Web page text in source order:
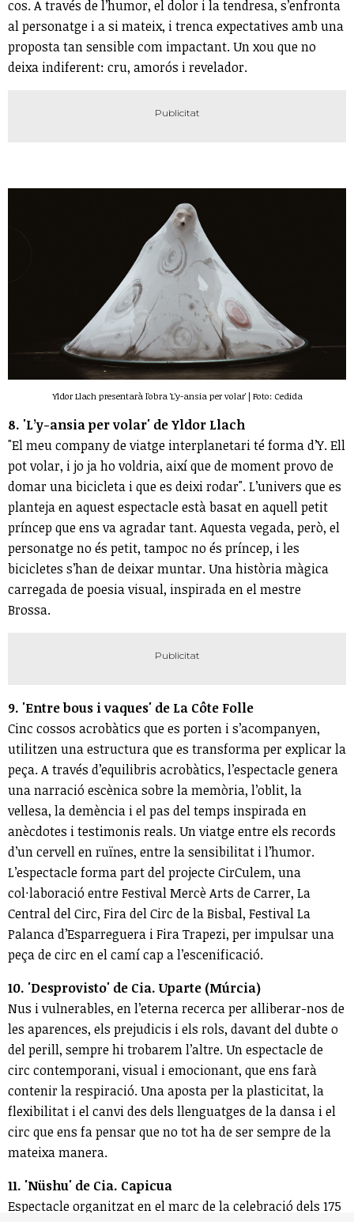
cos. A través de l’humor, el dolor i la tendresa, s’enfronta
al personatge i a si mateix, i trenca expectatives amb una
proposta tan sensible com impactant. Un xou que no
deixa indiferent: cru, amorós i revelador.
Yldor Llach presentarà l'obra 'L'y-ansia per volar' | Foto: Cedida
8. 'L’y-ansia per volar' de Yldor Llach
"El meu company de viatge interplanetari té forma d’Y. Ell
pot volar, i jo ja ho voldria, així que de moment provo de
domar una bicicleta i que es deixi rodar". L’univers que es
planteja en aquest espectacle està basat en aquell petit
príncep que ens va agradar tant. Aquesta vegada, però, el
personatge no és petit, tampoc no és príncep, i les
bicicletes s’han de deixar muntar. Una història màgica
carregada de poesia visual, inspirada en el mestre
Brossa.
9. 'Entre bous i vaques' de La Côte Folle
Cinc cossos acrobàtics que es porten i s’acompanyen,
utilitzen una estructura que es transforma per explicar la
peça. A través d’equilibris acrobàtics, l’espectacle genera
una narració escènica sobre la memòria, l’oblit, la
vellesa, la demència i el pas del temps inspirada en
anècdotes i testimonis reals. Un viatge entre els records
d’un cervell en ruïnes, entre la sensibilitat i l’humor.
L’espectacle forma part del projecte CirCulem, una
col·laboració entre Festival Mercè Arts de Carrer, La
Central del Circ, Fira del Circ de la Bisbal, Festival La
Palanca d’Esparreguera i Fira Trapezi, per impulsar una
peça de circ en el camí cap a l’escenificació.
10. 'Desprovisto' de Cia. Uparte (Múrcia)
Nus i vulnerables, en l’eterna recerca per alliberar-nos de
les aparences, els prejudicis i els rols, davant del dubte o
del perill, sempre hi trobarem l’altre. Un espectacle de
circ contemporani, visual i emocionant, que ens farà
contenir la respiració. Una aposta per la plasticitat, la
flexibilitat i el canvi des dels llenguatges de la dansa i el
circ que ens fa pensar que no tot ha de ser sempre de la
mateixa manera.
11. 'Nüshu' de Cia. Capicua
Espectacle organitzat en el marc de la celebració dels 175